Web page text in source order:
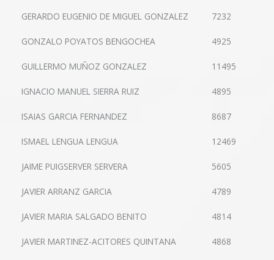
GERARDO EUGENIO DE MIGUEL GONZALEZ 7232
GONZALO POYATOS BENGOCHEA 4925
GUILLERMO MUÑOZ GONZALEZ 11495
IGNACIO MANUEL SIERRA RUIZ 4895
ISAIAS GARCIA FERNANDEZ 8687
ISMAEL LENGUA LENGUA 12469
JAIME PUIGSERVER SERVERA 5605
JAVIER ARRANZ GARCIA 4789
JAVIER MARIA SALGADO BENITO 4814
JAVIER MARTINEZ-ACITORES QUINTANA 4868